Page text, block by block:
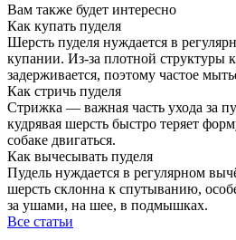
Вам также будет интересно
Как купать пуделя
Шерсть пуделя нуждается в
купании. Из-за плотной структуры
задерживается, поэтому частое
Как стричь пуделя
Стрижка — важная часть ухода за
кудрявая шерсть быстро теряет
собаке двигаться.
Как вычесывать пуделя
Пудель нуждается в регулярном
шерсть склонна к спутыванию,
за ушами, на шее, в подмышках.
Все статьи